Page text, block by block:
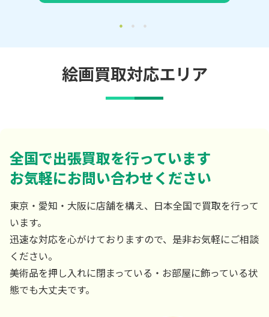
絵画買取対応エリア
全国で出張買取を行っています
お気軽にお問い合わせください
東京・愛知・大阪に店舗を構え、日本全国で買取を行って
います。
迅速な対応を心がけておりますので、是非お気軽にご相談
ください。
美術品を押し入れに閉まっている・お部屋に飾っている状
態でも大丈夫です。